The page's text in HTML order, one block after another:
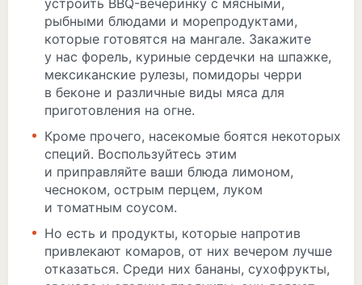
рыбными блюдами и морепродуктами,
которые готовятся на мангале. Закажите
у нас форель, куриные сердечки на шпажке,
мексиканские рулезы, помидоры черри
в беконе и различные виды мяса для
приготовления на огне.
Кроме прочего, насекомые боятся некоторых
специй. Воспользуйтесь этим
и приправляйте ваши блюда лимоном,
чесноком, острым перцем, луком
и томатным соусом.
Но есть и продукты, которые напротив
привлекают комаров, от них вечером лучше
отказаться. Среди них бананы, сухофрукты,